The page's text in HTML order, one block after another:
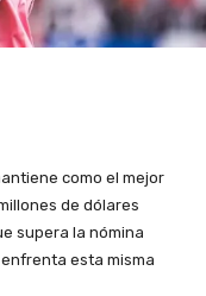
como el mejor
de dólares
supera la nómina
esta misma